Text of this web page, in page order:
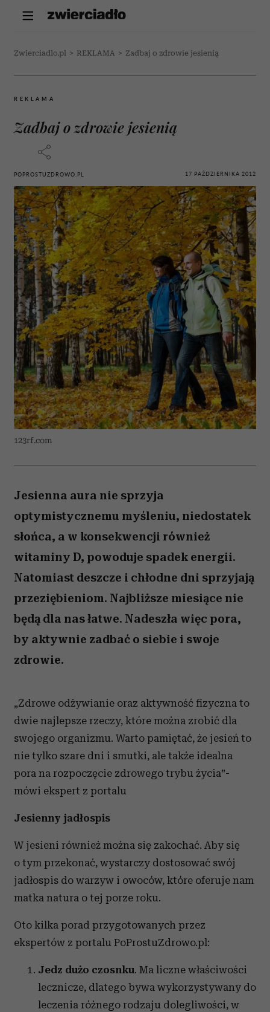
Zwierciadlo.pl > REKLAMA > Zadbaj o zdrowie jesienią
REKLAMA
Zadbaj o zdrowie jesienią
POPROSTUZDROWO.PL 17 PAŹDZIERNIKA 2012
123rf.com
Jesienna aura nie sprzyja
optymistycznemu myśleniu, niedostatek
słońca, a w konsekwencji również
witaminy D, powoduje spadek energii.
Natomiast deszcze i chłodne dni sprzyjają
przeziębieniom. Najbliższe miesiące nie
będą dla nas łatwe. Nadeszła więc pora,
by aktywnie zadbać o siebie i swoje
zdrowie.
„Zdrowe odżywianie oraz aktywność fizyczna to
dwie najlepsze rzeczy, które można zrobić dla
swojego organizmu. Warto pamiętać, że jesień to
nie tylko szare dni i smutki, ale także idealna
pora na rozpoczęcie zdrowego trybu życia”-
mówi ekspert z portalu
Jesienny jadłospis
W jesieni również można się zakochać. Aby się
o tym przekonać, wystarczy dostosować swój
jadłospis do warzyw i owoców, które oferuje nam
matka natura o tej porze roku.
Oto kilka porad przygotowanych przez
ekspertów z portalu PoProstuZdrowo.pl:
Jedz dużo czosnku. Ma liczne właściwości
lecznicze, dlatego bywa wykorzystywany do
leczenia różnego rodzaju dolegliwości, w